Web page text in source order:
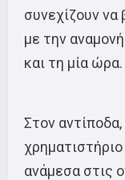
συνεχίζουν να
με την
και τη μία ώρα.
Στον
ανάμεσα στις